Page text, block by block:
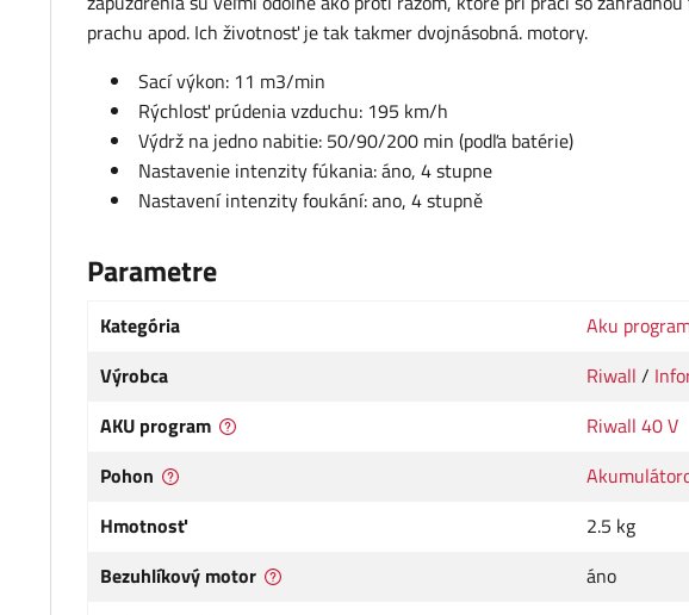
prachu apod. Ich životnosť je tak takmer dvojnásobná. motory.
Sací výkon: 11 m3/min
Rýchlosť prúdenia vzduchu: 195 km/h
Výdrž na jedno nabitie: 50/90/200 min (podľa batérie)
Nastavenie intenzity fúkania: áno, 4 stupne
Nastavení intenzity foukání: ano, 4 stupně
Parametre
Kategória
Aku
Výrobca
Riwall /
AKU program
Riwall 40 V
Pohon
Hmotnosť
2.5 kg
Bezuhlíkový motor
áno